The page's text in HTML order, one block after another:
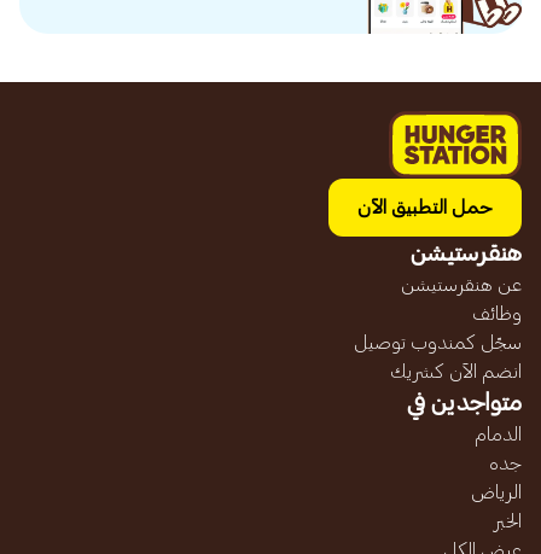
حمل التطبيق الآن
هنقرستيشن
عن هنقرستيشن
وظائف
سجّل كمندوب توصيل
انضم الآن كشريك
متواجدين في
الدمام
جده
الرياض
الخبر